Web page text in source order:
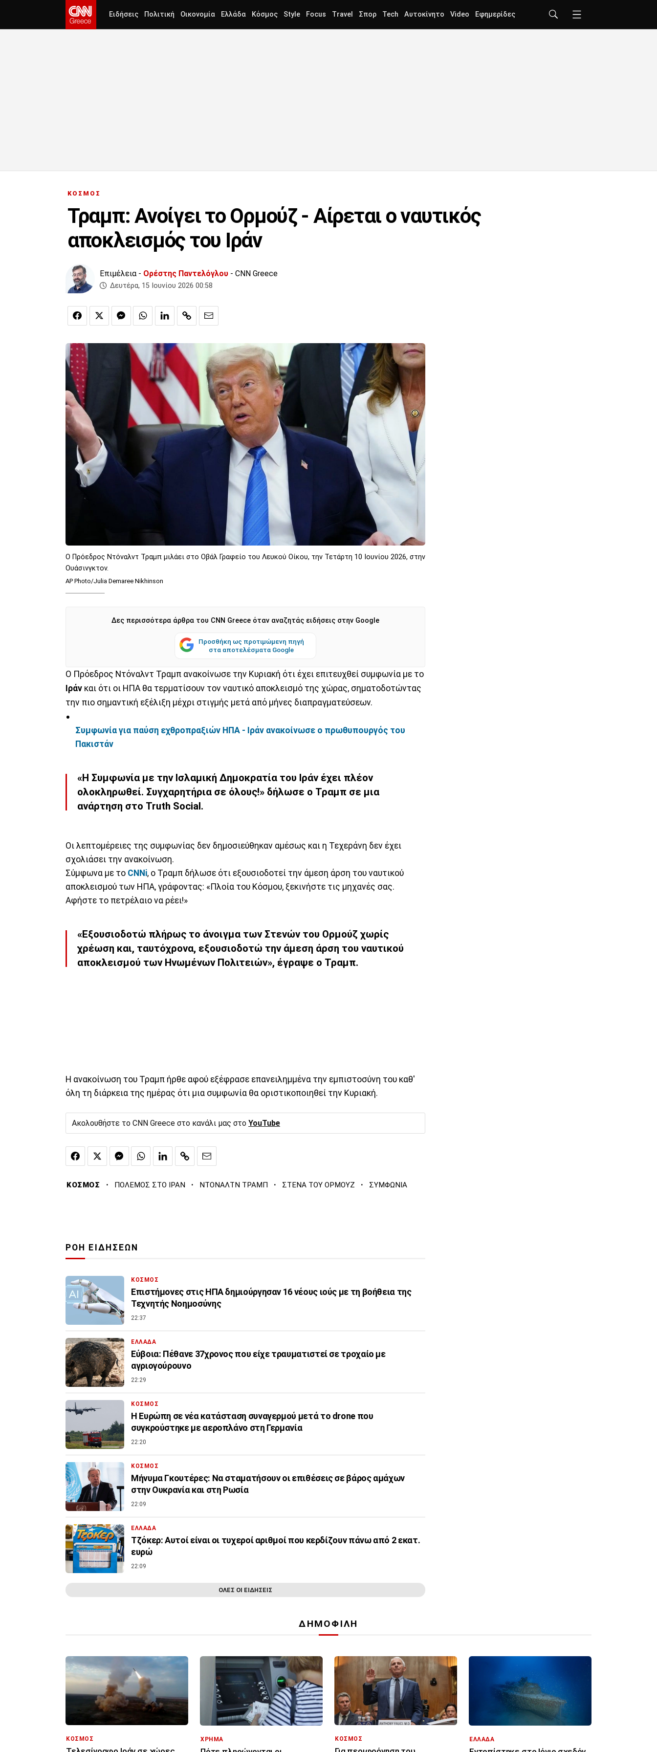
Ειδήσεις Πολιτική Οικονομία Ελλάδα Κόσμος Style Focus Travel Σπορ Tech Αυτοκίνητο Video Εφημερίδες
ΚΟΣΜΟΣ
Τραμπ: Ανοίγει το Ορμούζ - Αίρεται ο ναυτικός
αποκλεισμός του Ιράν
Επιμέλεια - Ορέστης Παντελόγλου - CNN Greece
Δευτέρα, 15 Ιουνίου 2026 00:58
Ο Πρόεδρος Ντόναλντ Τραμπ μιλάει στο Οβάλ Γραφείο του Λευκού Οίκου, την Τετάρτη 10 Ιουνίου 2026, στην
Ουάσινγκτον.
AP Photo/Julia Demaree Nikhinson
Δες περισσότερα άρθρα του CNN Greece όταν αναζητάς ειδήσεις στην Google
Προσθήκη ως προτιμώμενη πηγή
στα αποτελέσματα Google
Ο Πρόεδρος Ντόναλντ Τραμπ ανακοίνωσε την Κυριακή ότι έχει επιτευχθεί συμφωνία με το
Ιράν και ότι οι ΗΠΑ θα τερματίσουν τον ναυτικό αποκλεισμό της χώρας, σηματοδοτώντας
την πιο σημαντική εξέλιξη μέχρι στιγμής μετά από μήνες διαπραγματεύσεων.
Συμφωνία για παύση εχθροπραξιών ΗΠΑ - Ιράν ανακοίνωσε ο πρωθυπουργός του
Πακιστάν
«Η Συμφωνία με την Ισλαμική Δημοκρατία του Ιράν έχει πλέον
ολοκληρωθεί. Συγχαρητήρια σε όλους!» δήλωσε ο Τραμπ σε μια
ανάρτηση στο Truth Social.
Οι λεπτομέρειες της συμφωνίας δεν δημοσιεύθηκαν αμέσως και η Τεχεράνη δεν έχει
σχολιάσει την ανακοίνωση.
Σύμφωνα με το CNNi, o Τραμπ δήλωσε ότι εξουσιοδοτεί την άμεση άρση του ναυτικού
αποκλεισμού των ΗΠΑ, γράφοντας: «Πλοία του Κόσμου, ξεκινήστε τις μηχανές σας.
Αφήστε το πετρέλαιο να ρέει!»
«Εξουσιοδοτώ πλήρως το άνοιγμα των Στενών του Ορμούζ χωρίς
χρέωση και, ταυτόχρονα, εξουσιοδοτώ την άμεση άρση του ναυτικού
αποκλεισμού των Ηνωμένων Πολιτειών», έγραψε ο Τραμπ.
Η ανακοίνωση του Τραμπ ήρθε αφού εξέφρασε επανειλημμένα την εμπιστοσύνη του καθ'
όλη τη διάρκεια της ημέρας ότι μια συμφωνία θα οριστικοποιηθεί την Κυριακή.
Ακολουθήστε το CNN Greece στο κανάλι μας στο YouTube
ΚΟΣΜΟΣ · ΠΟΛΕΜΟΣ ΣΤΟ ΙΡΑΝ · ΝΤΟΝΑΛΤΝ ΤΡΑΜΠ · ΣΤΕΝΑ ΤΟΥ ΟΡΜΟΥΖ · ΣΥΜΦΩΝΙΑ
ΡΟΗ ΕΙΔΗΣΕΩΝ
ΚΟΣΜΟΣ
Επιστήμονες στις ΗΠΑ δημιούργησαν 16 νέους ιούς με τη βοήθεια της
Τεχνητής Νοημοσύνης
22:37
ΕΛΛΑΔΑ
Εύβοια: Πέθανε 37χρονος που είχε τραυματιστεί σε τροχαίο με
αγριογούρουνο
22:29
ΚΟΣΜΟΣ
Η Ευρώπη σε νέα κατάσταση συναγερμού μετά το drone που
συγκρούστηκε με αεροπλάνο στη Γερμανία
22:20
ΚΟΣΜΟΣ
Μήνυμα Γκουτέρες: Να σταματήσουν οι επιθέσεις σε βάρος αμάχων
στην Ουκρανία και στη Ρωσία
22:09
ΕΛΛΑΔΑ
Τζόκερ: Αυτοί είναι οι τυχεροί αριθμοί που κερδίζουν πάνω από 2 εκατ.
ευρώ
22:09
ΟΛΕΣ ΟΙ ΕΙΔΗΣΕΙΣ
ΔΗΜΟΦΙΛΗ
ΚΟΣΜΟΣ ΧΡΗΜΑ ΚΟΣΜΟΣ ΕΛΛΑΔΑ